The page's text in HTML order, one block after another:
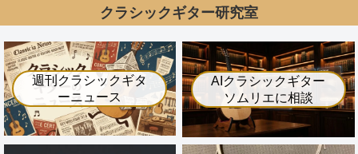
クラシックギター研究室
週刊クラシックギタ
ーニュース
AIクラシックギター
ソムリエに相談